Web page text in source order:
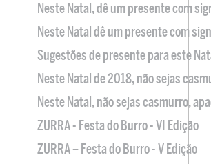
Neste Natal, dê um presente com
Neste Natal dê um presente com
Sugestões de presente para este
Neste Natal de 2018, não sejas
Neste Natal, não sejas casmurro,
ZURRA - Festa do Burro - VI Edição
ZURRA – Festa do Burro - V Edição